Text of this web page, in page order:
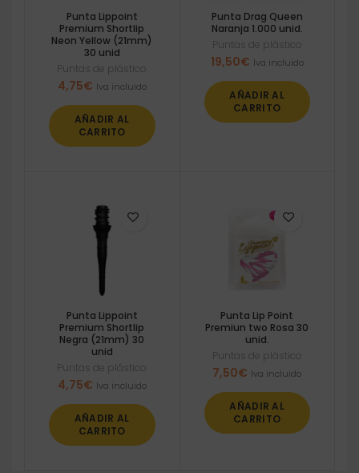
Punta Lippoint
Premium Shortlip
Neon Yellow (21mm)
30 unid
Puntas de plástico
4,75€ Iva incluido
AÑADIR AL
CARRITO
Punta Drag Queen
Naranja 1.000 unid.
Puntas de plástico
19,50€ Iva incluido
AÑADIR AL
CARRITO
Punta Lippoint
Premium Shortlip
Negra (21mm) 30
unid
Puntas de plástico
4,75€ Iva incluido
AÑADIR AL
CARRITO
Punta Lip Point
Premiun two Rosa 30
unid.
Puntas de plástico
7,50€ Iva incluido
AÑADIR AL
CARRITO